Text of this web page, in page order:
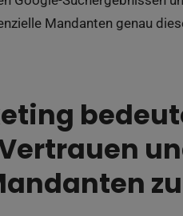
Mandanten genau
zu